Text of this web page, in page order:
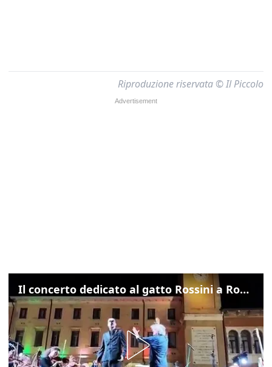
Riproduzione riservata © Il Piccolo
Il concerto dedicato al gatto Rossini a Rovigo: ecco un estratto